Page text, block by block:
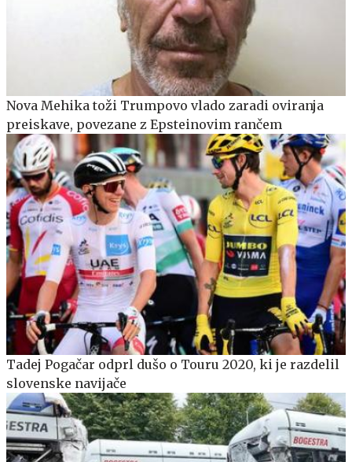
Nova Mehika toži Trumpovo vlado zaradi oviranja
preiskave, povezane z Epsteinovim rančem
Tadej Pogačar odprl dušo o Touru 2020, ki je razdelil
slovenske navijače